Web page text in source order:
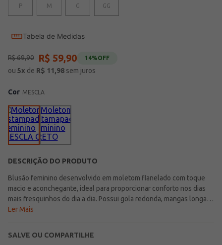
P M G GG
Tabela de Medidas
R$69,90 R$ 59,90 14%OFF
ou 5x de R$ 11,98 sem juros
Cor MESCLA
DESCRIÇÃO DO PRODUTO
Blusão feminino desenvolvido em moletom flanelado com toque
macio e aconchegante, ideal para proporcionar conforto nos dias
mais fresquinhos do dia a dia. Possui gola redonda, mangas longas
com punho e acabamentos canelados que garantem um caimento
frontal traz um toque moderno e despojado para a peça. Uma
Ler Mais
SALVE OU COMPARTILHE